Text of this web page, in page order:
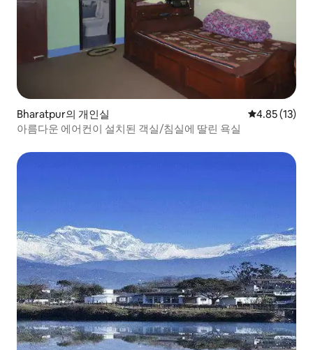
Bharatpur의 개인실 평점 4.85점
4.85 (13)
아름다운 에어컨이 설치된 객실/침실에 딸린 욕실